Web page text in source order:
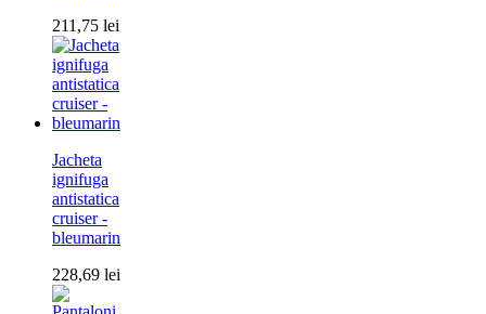
211,75 lei
Jacheta
ignifuga
antistatica
cruiser -
bleumarin
228,69 lei